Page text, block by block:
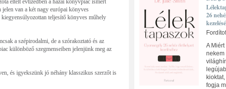
eltelt évtizedben a hazai könyvpiac ismert
van a két nagy európai könyves
teljesítő könyves műhely
a szépirodalmi, de a szórakoztató és az
különböző szegmenseiben jelenjünk meg az
és igyekszünk jó néhány klasszikus szerzőt is
26
A
nekem
fogja